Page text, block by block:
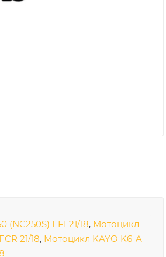
(NC250S) EFI 21/18, Мотоцикл
21/18, Мотоцикл KAYO K6-A